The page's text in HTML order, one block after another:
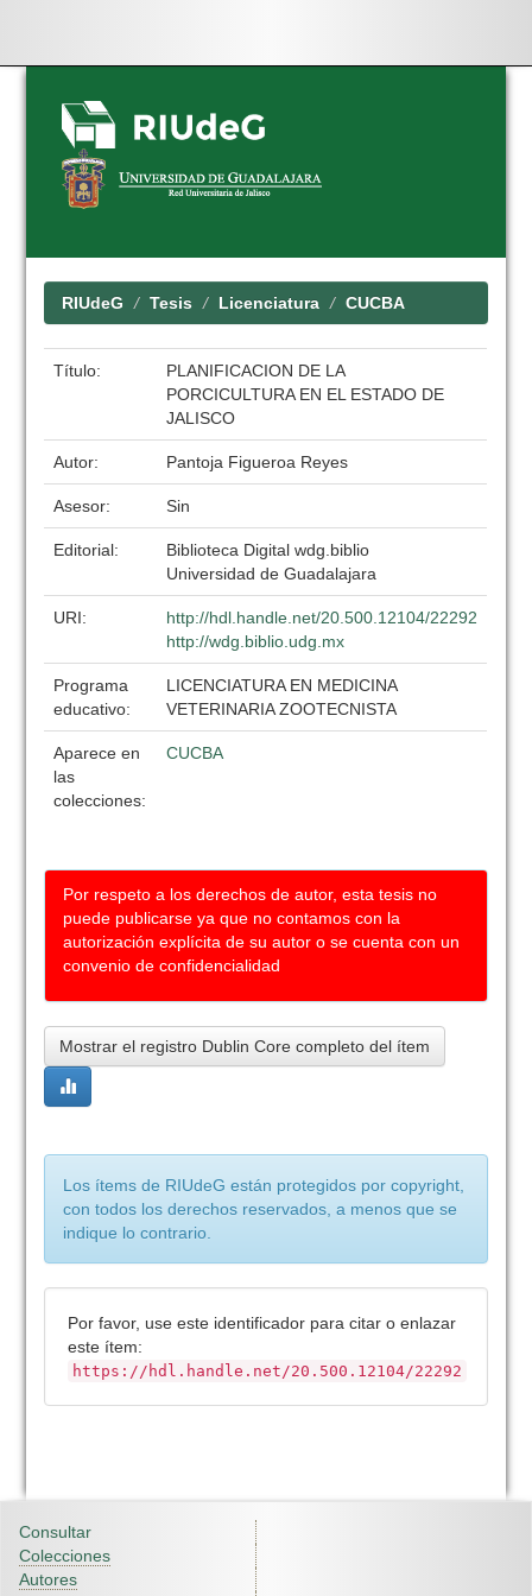
Skip
navigation
RIUdeG Tesis Licenciatura CUCBA
Título:
PLANIFICACION DE LA
PORCICULTURA EN EL ESTADO DE
JALISCO
Autor: Pantoja Figueroa Reyes
Asesor: Sin
Editorial:
Biblioteca Digital wdg.biblio
Universidad de Guadalajara
URI:
http://hdl.handle.net/20.500.12104/22292
http://wdg.biblio.udg.mx
Programa
educativo:
LICENCIATURA EN MEDICINA
VETERINARIA ZOOTECNISTA
Aparece en
las
colecciones:
CUCBA
Por respeto a los derechos de autor, esta tesis no
puede publicarse ya que no contamos con la
autorización explícita de su autor o se cuenta con un
convenio de confidencialidad
Mostrar el registro Dublin Core completo del ítem
Los ítems de RIUdeG están protegidos por copyright,
con todos los derechos reservados, a menos que se
indique lo contrario.
Por favor, use este identificador para citar o enlazar
este ítem:
https://hdl.handle.net/20.500.12104/22292
Consultar
Colecciones
Autores